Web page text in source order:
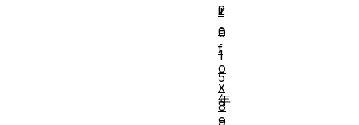
2
0
1
5
年
9
ir
e
f
o
x
8